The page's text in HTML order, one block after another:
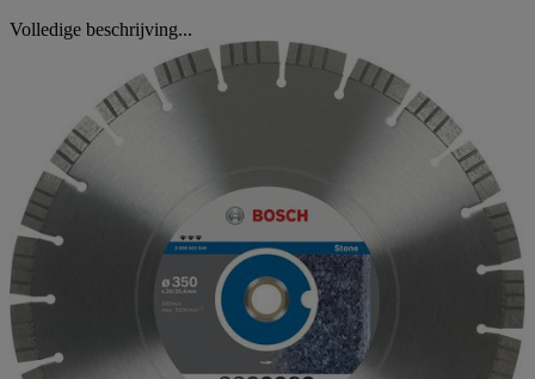
Volledige beschrijving...